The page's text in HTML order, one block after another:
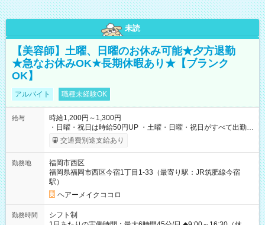
未読
【美容師】土曜、日曜のお休み可能★夕方退勤
★急なお休みOK★長期休暇あり★【ブランク
OK】
アルバイト 職種未経験OK
給与
時給1,200円～1,300円
・日曜・祝日は時給50円UP ・土曜・日曜・祝日がすべて出勤可
能な方は、日曜・祝日の時給1,300円（入社から半年間は時給
1,250円になります) 【試用期間】試用期間あり 試用期間の長
ます。 雇用形態：本採用時と同じです。 給与：時給 1,200
円 ～ 1,250円
交通費別途支給あり
勤務地
福岡市西区
福岡県福岡市西区今宿1丁目1-33（最寄り駅：JR筑肥線今宿
駅）
ヘアーメイクココロ
勤務時間
シフト制